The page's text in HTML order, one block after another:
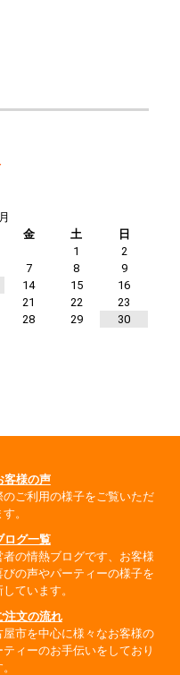
金 土
日
1
2
7 8
9
14 15
16
21 22
23
28 29
30
客様の声
のご利用の様子をご覧いただ
。
ログ一覧
者の情熱ブログです、お客様
びの声やパーティーの様子を
ています。
注文の流れ
屋市を中心に様々なお客様の
ティーのお手伝いをしており